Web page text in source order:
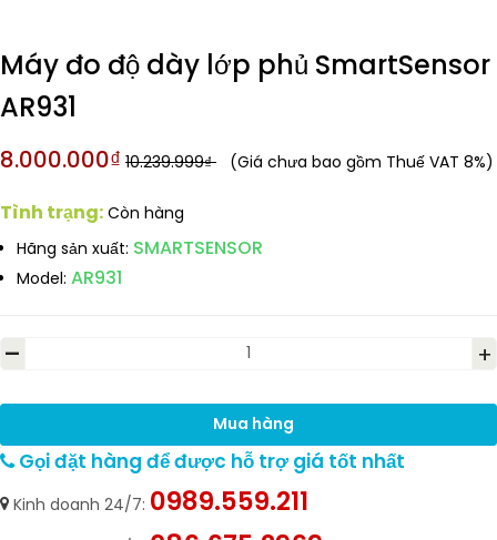
Máy đo độ dày lớp phủ SmartSensor
AR931
8.000.000₫ 10.239.999₫ (Giá chưa bao gồm Thuế VAT 8%)
Tình trạng: Còn hàng
Hãng sản xuất: SMARTSENSOR
Model: AR931
- +
Mua hàng
Gọi đặt hàng để được hỗ trợ giá tốt nhất
Kinh doanh 24/7: 0989.559.211